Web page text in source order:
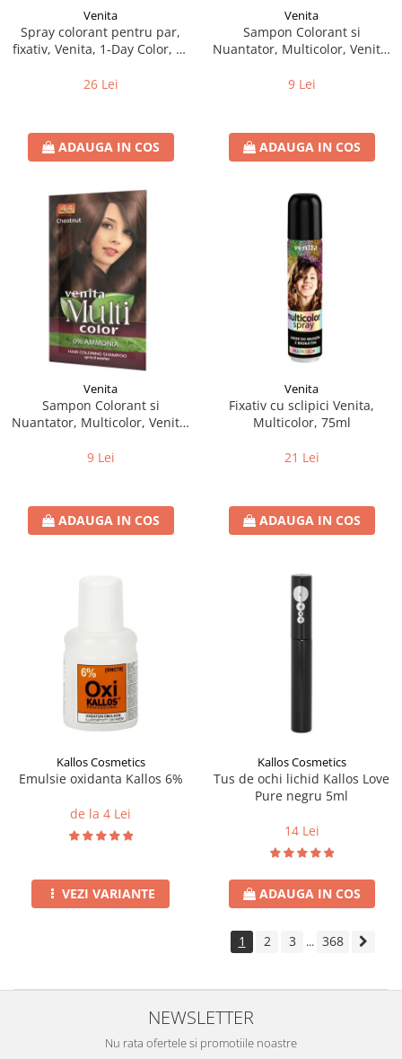
Venita
Spray colorant pentru par,
fixativ, Venita, 1-Day Color, nr
26 Lei
ADAUGA IN COS
Venita
Sampon Colorant si
Nuantator, Multicolor, Venita,
9 Lei
ADAUGA IN COS
Venita
Sampon Colorant si
Nuantator, Multicolor, Venita,
9 Lei
ADAUGA IN COS
Venita
Fixativ cu sclipici Venita,
Multicolor, 75ml
21 Lei
ADAUGA IN COS
Kallos Cosmetics
Emulsie oxidanta Kallos 6%
de la 4 Lei
VEZI VARIANTE
Kallos Cosmetics
Tus de ochi lichid Kallos Love
Pure negru 5ml
14 Lei
ADAUGA IN COS
1 2 3 ... 368
NEWSLETTER
Nu rata ofertele si promotiile noastre